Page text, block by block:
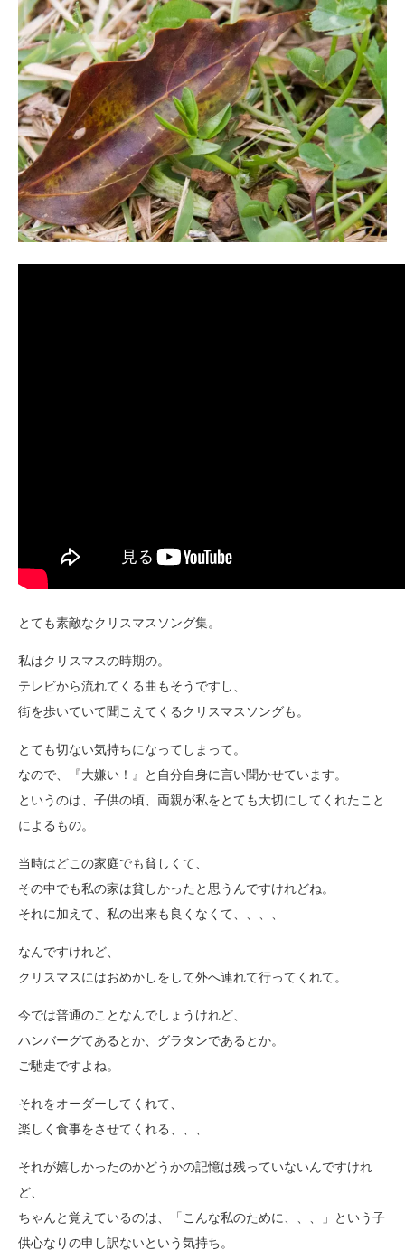
とても素敵なクリスマスソング集。
私はクリスマスの時期の。
テレビから流れてくる曲もそうですし、
街を歩いていて聞こえてくるクリスマスソングも。
とても切ない気持ちになってしまって。
なので、『大嫌い！』と自分自身に言い聞かせています。
というのは、子供の頃、両親が私をとても大切にしてくれたこと
によるもの。
当時はどこの家庭でも貧しくて、
その中でも私の家は貧しかったと思うんですけれどね。
それに加えて、私の出来も良くなくて、、、、
なんですけれど、
クリスマスにはおめかしをして外へ連れて行ってくれて。
今では普通のことなんでしょうけれど、
ハンバーグてあるとか、グラタンであるとか。
ご馳走ですよね。
それをオーダーしてくれて、
楽しく食事をさせてくれる、、、
それが嬉しかったのかどうかの記憶は残っていないんですけれ
ど、
ちゃんと覚えているのは、「こんな私のために、、、」という子
供心なりの申し訳ないという気持ち。